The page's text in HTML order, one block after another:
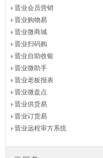
晋业会员营销
晋业购物易
晋业微商城
晋业扫码购
晋业自助收银
晋业微助手
晋业老板报表
晋业微盘点
晋业供货易
晋业订货易
晋业远程审方系统